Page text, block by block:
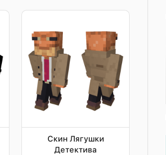
Скин Лягушки
Детектива